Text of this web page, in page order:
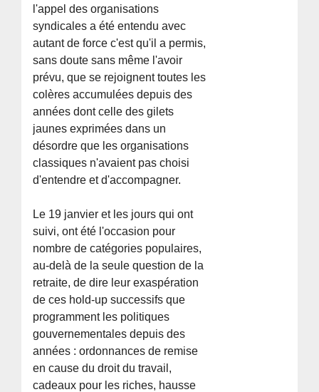
l'appel des organisations
syndicales a été entendu avec
autant de force c'est qu'il a permis,
sans doute sans même l'avoir
prévu, que se rejoignent toutes les
colères accumulées depuis des
années dont celle des gilets
jaunes exprimées dans un
désordre que les organisations
classiques n'avaient pas choisi
d'entendre et d'accompagner.
Le 19 janvier et les jours qui ont
suivi, ont été l'occasion pour
nombre de catégories populaires,
au-delà de la seule question de la
retraite, de dire leur exaspération
de ces hold-up successifs que
programment les politiques
gouvernementales depuis des
années : ordonnances de remise
en cause du droit du travail,
cadeaux pour les riches, hausse